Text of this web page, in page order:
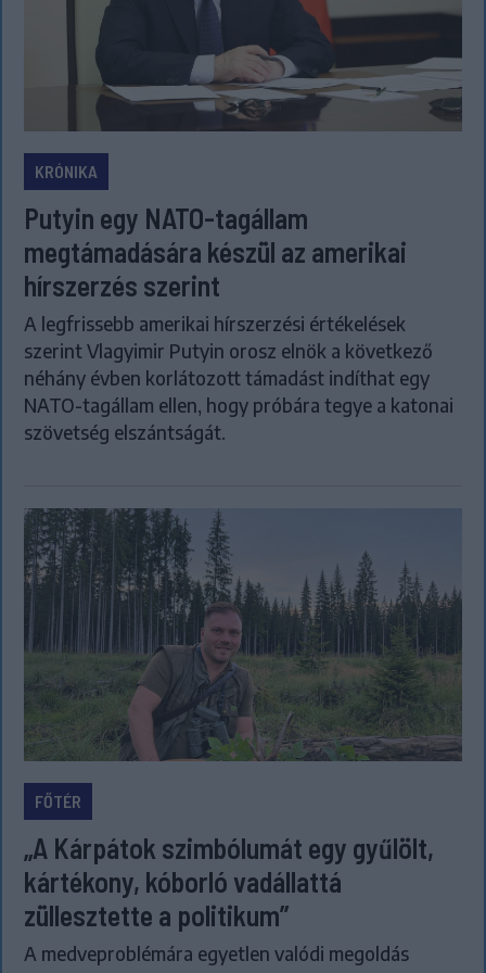
KRÓNIKA
Putyin egy NATO-tagállam
megtámadására készül az amerikai
hírszerzés szerint
A legfrissebb amerikai hírszerzési értékelések
szerint Vlagyimir Putyin orosz elnök a következő
néhány évben korlátozott támadást indíthat egy
NATO-tagállam ellen, hogy próbára tegye a katonai
szövetség elszántságát.
FŐTÉR
„A Kárpátok szimbólumát egy gyűlölt,
kártékony, kóborló vadállattá
züllesztette a politikum”
A medveproblémára egyetlen valódi megoldás